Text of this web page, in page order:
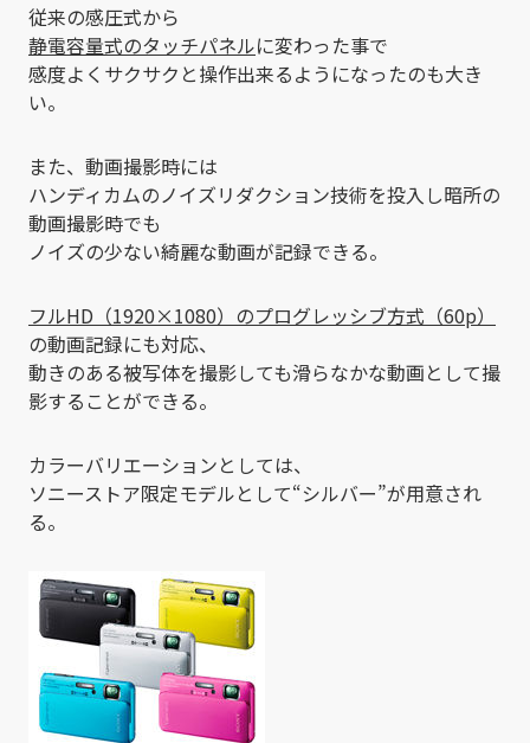
従来の感圧式から
静電容量式のタッチパネルに変わった事で
感度よくサクサクと操作出来るようになったのも大き
い。
また、動画撮影時には
ハンディカムのノイズリダクション技術を投入し暗所の
動画撮影時でも
ノイズの少ない綺麗な動画が記録できる。
フルHD（1920×1080）のプログレッシブ方式（60p）
の動画記録にも対応、
動きのある被写体を撮影しても滑らなかな動画として撮
影することができる。
カラーバリエーションとしては、
ソニーストア限定モデルとして“シルバー”が用意され
る。